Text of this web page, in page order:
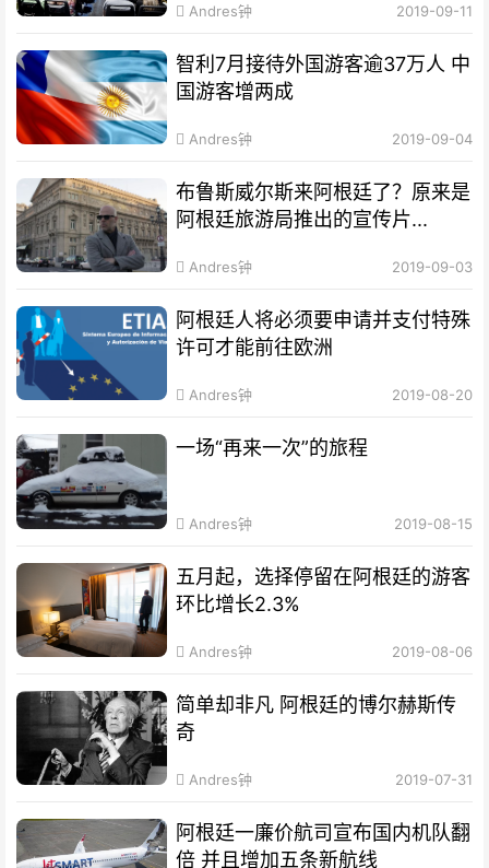
Andres钟 2019-09-11
智利7月接待外国游客逾37万人 中
国游客增两成
Andres钟 2019-09-04
布鲁斯威尔斯来阿根廷了？原来是
阿根廷旅游局推出的宣传片...
Andres钟 2019-09-03
阿根廷人将必须要申请并支付特殊
许可才能前往欧洲
Andres钟 2019-08-20
一场“再来一次”的旅程
Andres钟 2019-08-15
五月起，选择停留在阿根廷的游客
环比增长2.3%
Andres钟 2019-08-06
简单却非凡 阿根廷的博尔赫斯传
奇
Andres钟 2019-07-31
阿根廷一廉价航司宣布国内机队翻
倍 并且增加五条新航线